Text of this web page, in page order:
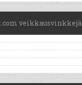
veikkausvinkkejä